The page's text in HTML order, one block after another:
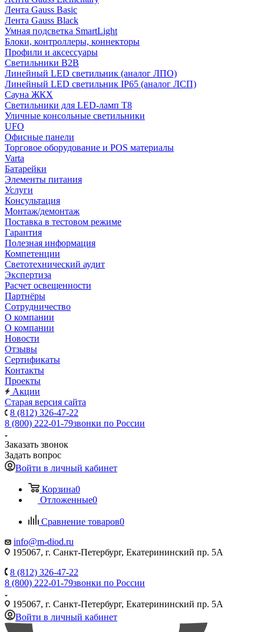
Лента Gauss Basic
Лента Gauss Black
Умная подсветка SmartLight
Блоки, контроллеры, коннекторы
Профили и аксессуары
Светильники B2B
Линейный LED светильник (аналог ЛПО)
Линейный LED светильник IP65 (аналог ЛСП)
Сауна ЖКХ
Светильники для LED-ламп T8
Уличные консольные светильники
UFO
Офисные панели
Торговое оборудование и POS материалы
Varta
Батарейки
Элементы питания
Услуги
Консультация
Монтаж/демонтаж
Поставка в тестовом режиме
Гарантия
Полезная информация
Компетенции
Светотехнический аудит
Экспертиза
Расчет освещенности
Партнёры
Cотрудничество
О компании
О компании
Новости
Отзывы
Сертификаты
Контакты
Проекты
Акции
Старая версия сайта
8 (812) 326-47-22
8 (800) 222-01-79звонки по России
Заказать звонок
Задать вопрос
Войти в личный кабинет
Корзина0
Отложенные0
Сравнение товаров0
info@m-diod.ru
195067, г. Санкт-Петербург, Екатерининский пр. 5А
8 (812) 326-47-22
8 (800) 222-01-79звонки по России
195067, г. Санкт-Петербург, Екатерининский пр. 5А
Войти в личный кабинет